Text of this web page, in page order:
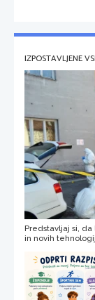
IZPOSTAVLJENE
Predstavljaj si,
in novih